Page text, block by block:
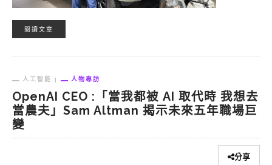
閱讀文章
人工智能 人物專訪
OpenAI CEO :「當我都被 AI 取代時 我想去
當農夫」Sam Altman 揭示未來五年職場巨
變
分享